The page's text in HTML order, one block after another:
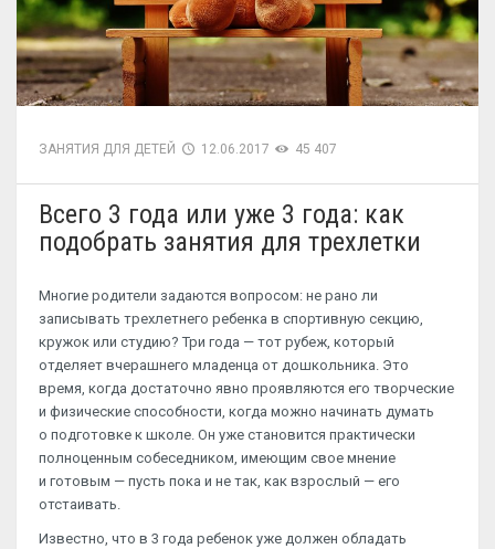
ЗАНЯТИЯ ДЛЯ ДЕТЕЙ 12.06.2017 45 407
Всего 3 года или уже 3 года: как
подобрать занятия для трехлетки
Многие родители задаются вопросом: не рано ли
записывать трехлетнего ребенка в спортивную секцию,
кружок или студию? Три года — тот рубеж, который
отделяет вчерашнего младенца от дошкольника. Это
время, когда достаточно явно проявляются его творческие
и физические способности, когда можно начинать думать
о подготовке к школе. Он уже становится практически
полноценным собеседником, имеющим свое мнение
и готовым — пусть пока и не так, как взрослый — его
отстаивать.
Известно, что в 3 года ребенок уже должен обладать